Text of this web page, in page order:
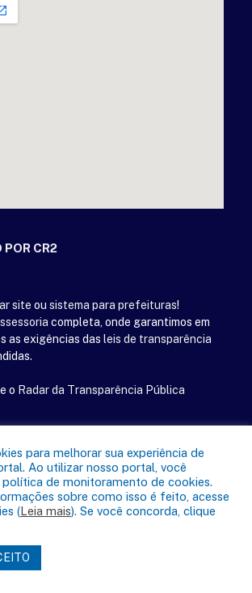
POR CR2
site ou sistema para prefeituras!
completa, onde garantimos em
as exigências das leis de transparência
e o Radar da Transparência Pública
a Câmara Municipal de Mãe do Rio
Acessar Área Administrativa
para melhorar sua experiência de
Ao utilizar nosso portal, você
de monitoramento de cookies.
sobre como isso é feito, acesse
(Leia mais). Se você concorda, clique